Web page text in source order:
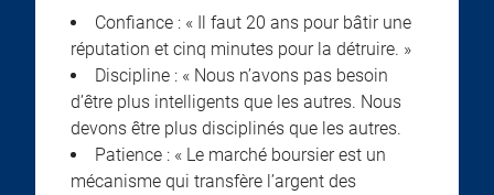
Confiance : « Il faut 20 ans pour bâtir une
réputation et cinq minutes pour la détruire. »
Discipline : « Nous n’avons pas besoin
d’être plus intelligents que les autres. Nous
devons être plus disciplinés que les autres.
Patience : « Le marché boursier est un
mécanisme qui transfère l’argent des